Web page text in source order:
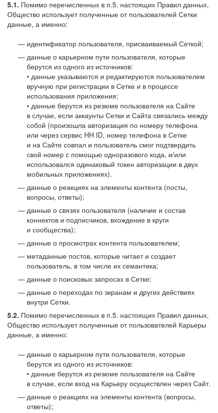
5.1. Помимо перечисленных в п.5. настоящих Правил данных,
Общество использует полученные от пользователей Сетки
данные, а именно:
идентификатор пользователя, присваиваемый Сеткой;
данные о карьерном пути пользователя, которые
берутся из одного из источников:
• данные указываются и редактируются пользователем
вручную при регистрации в Сетке и в процессе
использования приложения;
• данные берутся из резюме пользователя на Сайте
в случае, если аккаунты Сетки и Сайта связались между
собой (произошла авторизация по номеру телефона
или через сервис HH ID, номер телефона в Сетке
и на Сайте совпал и пользователь смог подтвердить
свой номер с помощью одноразового кода, и/или
использовался одинаковый токен авторизации в двух
мобильных приложениях).
данные о реакциях на элементы контента (посты,
вопросы, ответы);
данные о связях пользователя (наличие и состав
коннектов и подписчиков, вхождение в круги
и сообщества);
данные о просмотрах контента пользователем;
метаданные постов, которые читает и создает
пользователь, в том числе их семантика;
данные о поисковых запросах в Сетке;
данные о переходах по экранам и других действиях
внутри Сетки.
5.2. Помимо перечисленных в п.5. настоящих Правил данных,
Общество использует полученные от пользователей Карьеры
данные, а именно:
данные о карьерном пути пользователя, которые
берутся из одного из источников:
• данные берутся из резюме пользователя на Сайте
в случае, если вход на Карьеру осуществлен через Сайт.
данные о реакциях на элементы контента (вопросы,
ответы);